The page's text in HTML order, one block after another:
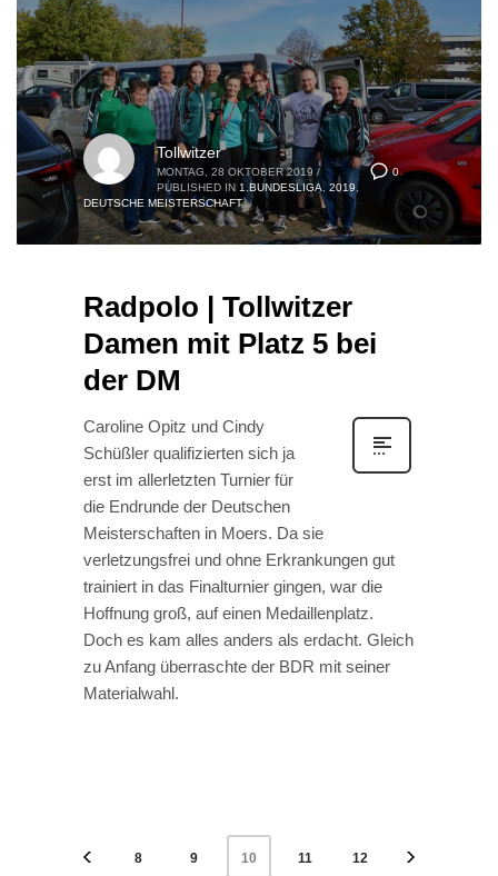
0
Tollwitzer
MONTAG, 28 OKTOBER 2019 /
PUBLISHED IN 1.BUNDESLIGA 2019,
DEUTSCHE MEISTERSCHAFT
Radpolo | Tollwitzer
Damen mit Platz 5 bei
der DM
Caroline Opitz und Cindy
Schüßler qualifizierten sich ja
erst im allerletzten Turnier für
die Endrunde der Deutschen
Meisterschaften in Moers. Da sie
verletzungsfrei und ohne Erkrankungen gut
trainiert in das Finalturnier gingen, war die
Hoffnung groß, auf einen Medaillenplatz.
Doch es kam alles anders als erdacht. Gleich
zu Anfang überraschte der BDR mit seiner
Materialwahl.
8 9 10 11 12